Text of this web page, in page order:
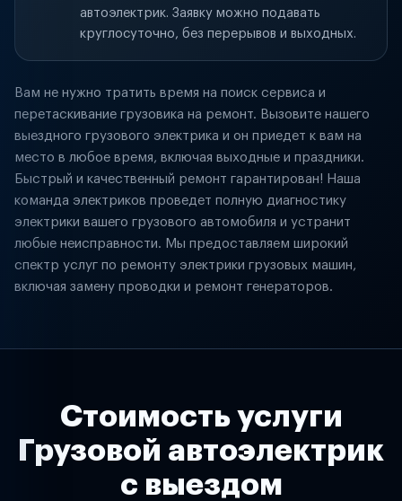
автоэлектрик. Заявку можно подавать
круглосуточно, без перерывов и выходных.
Вам не нужно тратить время на поиск сервиса и
перетаскивание грузовика на ремонт. Вызовите нашего
выездного грузового электрика и он приедет к вам на
место в любое время, включая выходные и праздники.
Быстрый и качественный ремонт гарантирован! Наша
команда электриков проведет полную диагностику
электрики вашего грузового автомобиля и устранит
любые неисправности. Мы предоставляем широкий
спектр услуг по ремонту электрики грузовых машин,
включая замену проводки и ремонт генераторов.
Стоимость услуги
Грузовой автоэлектрик
с выездом